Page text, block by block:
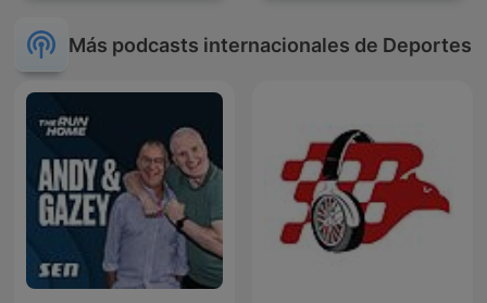
Más podcasts internacionales de Deportes